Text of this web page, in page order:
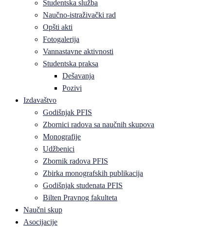
Studentska služba
Naučno-istraživački rad
Opšti akti
Fotogalerija
Vannastavne aktivnosti
Studentska praksa
Dešavanja
Pozivi
Izdavaštvo
Godišnjak PFIS
Zbornici radova sa naučnih skupova
Monografije
Udžbenici
Zbornik radova PFIS
Zbirka monografskih publikacija
Godišnjak studenata PFIS
Bilten Pravnog fakulteta
Naučni skup
Asocijacije